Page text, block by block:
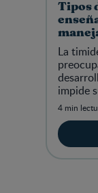
Tipos
La
impide
4 min